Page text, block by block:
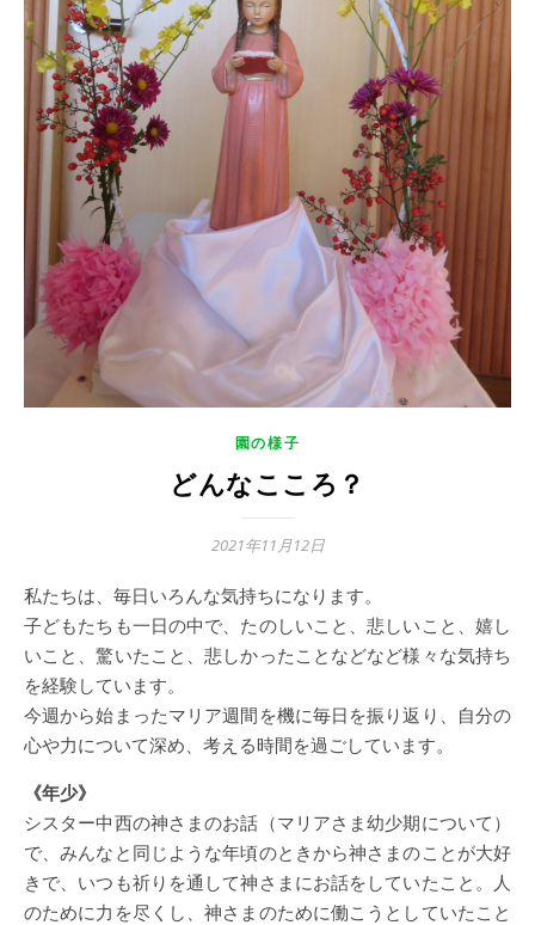
園の様子
どんなこころ？
2021年11月12日
私たちは、毎日いろんな気持ちになります。
子どもたちも一日の中で、たのしいこと、悲しいこと、嬉し
いこと、驚いたこと、悲しかったことなどなど様々な気持ち
を経験しています。
今週から始まったマリア週間を機に毎日を振り返り、自分の
心や力について深め、考える時間を過ごしています。
《年少》
シスター中西の神さまのお話（マリアさま幼少期について）
で、みんなと同じような年頃のときから神さまのことが大好
きで、いつも祈りを通して神さまにお話をしていたこと。人
のために力を尽くし、神さまのために働こうとしていたこと